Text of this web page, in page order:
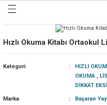
Hızlı Okuma Kitabı Ortaokul
Kategori HIZLI
OKUMA ,
DİKKAT
Marka Başaran